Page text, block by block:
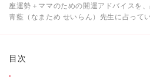
座運勢＋ママのための開運アドバイスを
青藍（なまため せいらん）先生に占って
目次